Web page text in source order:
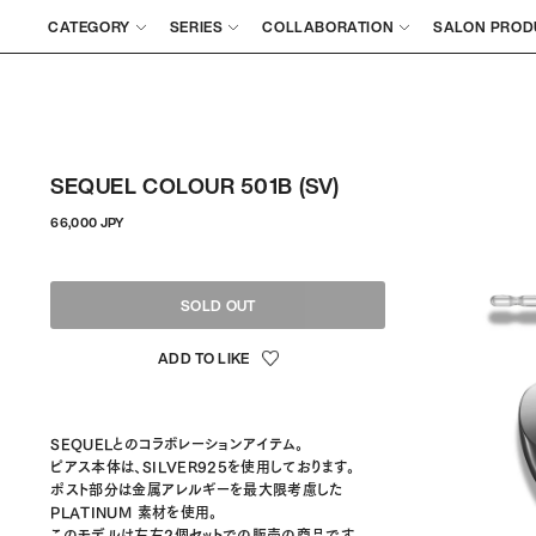
CATEGORY SERIES COLLABORATION SALON
SEQUEL COLOUR 501B (SV)
66,000 JPY정
격
SOLD OUT
SEQUELとのコラボレーションアイテム。
ピアス本体は、SILVER925を使用しております。
ポスト部分は金属アレルギーを最大限考慮した
PLATINUM 素材を使用。